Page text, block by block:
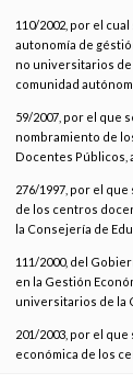
110/2002, por el
autonomía de
no universitarios de
comunidad
59/2007, por el que
nombramiento de
Docentes Públicos,
276/1997, por el
de los centros
la Consejería de
111/2000, del
en la Gestión
universitarios de la
201/2003, por el
económica de los